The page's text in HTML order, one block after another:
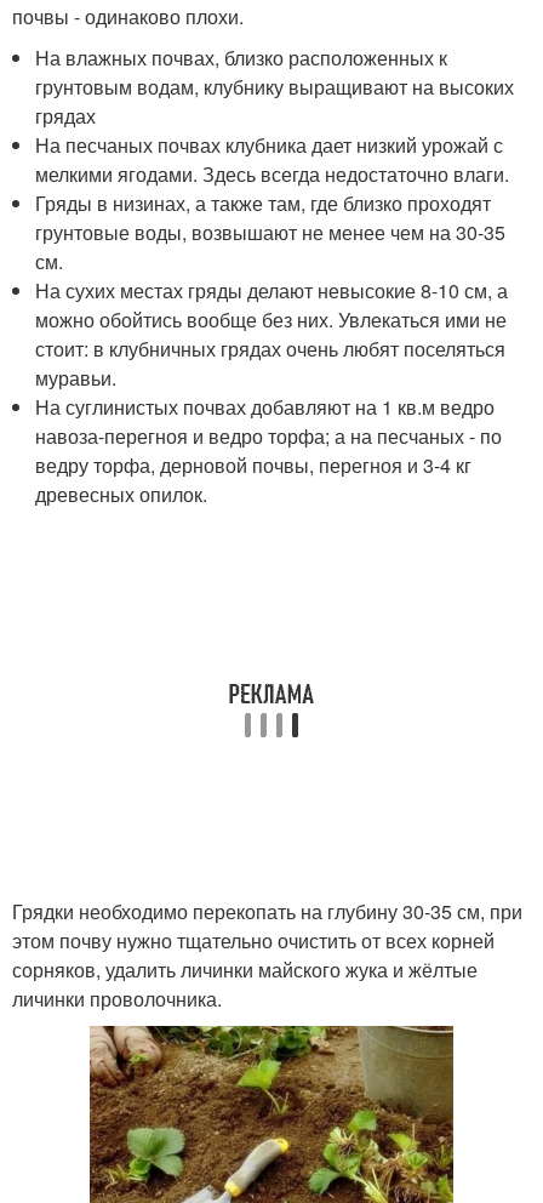
почвы - одинаково плохи.
На влажных почвах, близко расположенных к
грунтовым водам, клубнику выращивают на высоких
грядах
На песчаных почвах клубника дает низкий урожай с
мелкими ягодами. Здесь всегда недостаточно влаги.
Гряды в низинах, а также там, где близко проходят
грунтовые воды, возвышают не менее чем на 30-35
см.
На сухих местах гряды делают невысокие 8-10 см, а
можно обойтись вообще без них. Увлекаться ими не
стоит: в клубничных грядах очень любят поселяться
муравьи.
На суглинистых почвах добавляют на 1 кв.м ведро
навоза-перегноя и ведро торфа; а на песчаных - по
ведру торфа, дерновой почвы, перегноя и 3-4 кг
древесных опилок.
Грядки необходимо перекопать на глубину 30-35 см, при
этом почву нужно тщательно очистить от всех корней
сорняков, удалить личинки майского жука и жёлтые
личинки проволочника.